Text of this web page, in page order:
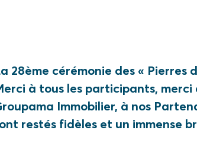
28ème cérémonie des « Pierres
à tous les participants,
Immobilier, à nos
restés fidèles et un immense